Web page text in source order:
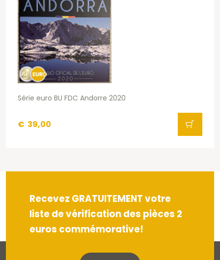
Série euro BU FDC Andorre 2020
€ 39,00
Recevez GRATUITEMENT votre
liste de vérification des pièces 2
euros commémorative!